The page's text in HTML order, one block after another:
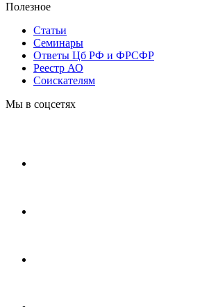
Полезное
Статьи
Cеминары
Ответы Цб РФ и ФРСФР
Реестр АО
Соискателям
Мы в соцсетях